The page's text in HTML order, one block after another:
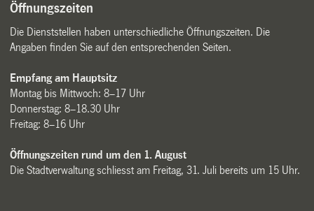
Öffnungszeiten
Die Dienststellen haben unterschiedliche Öffnungszeiten. Die
Angaben finden Sie auf den entsprechenden Seiten.
Empfang am Hauptsitz
Montag bis Mittwoch: 8–17 Uhr
Donnerstag: 8–18.30 Uhr
Freitag: 8–16 Uhr
Öffnungszeiten rund um den 1. August
Die Stadtverwaltung schliesst am Freitag, 31. Juli bereits um 15 Uhr.